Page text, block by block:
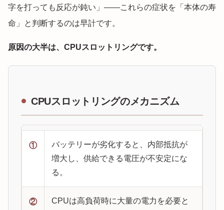
字を打っても反応が鈍い」——これらの症状を「本体の寿
命」と判断するのは早計です。
原因の大半は、CPUスロットリングです。
CPUスロットリングのメカニズム
①
バッテリーが劣化すると、内部抵抗が
増大し、供給できる電圧が不安定にな
る。
②
CPUは高負荷時に大量の電力を必要と